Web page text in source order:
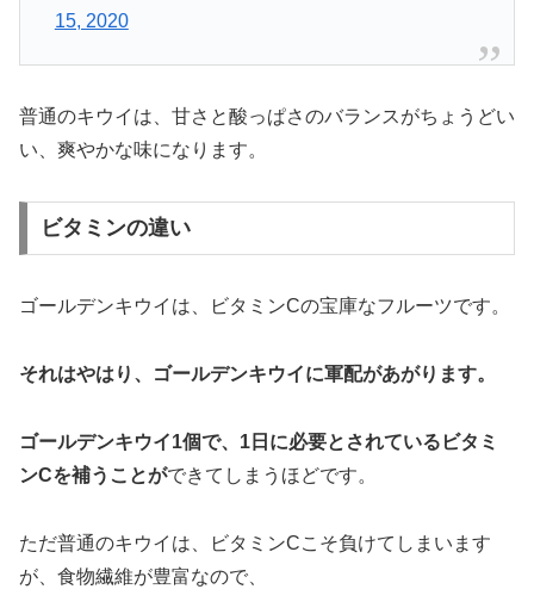
15, 2020
普通のキウイは、甘さと酸っぱさのバランスがちょうどい
い、爽やかな味になります。
ビタミンの違い
ゴールデンキウイは、ビタミンCの宝庫なフルーツです。
それはやはり、ゴールデンキウイに軍配があがります。
ゴールデンキウイ1個で、1日に必要とされているビタミ
ンCを補うことができてしまうほどです。
ただ普通のキウイは、ビタミンCこそ負けてしまいます
が、食物繊維が豊富なので、